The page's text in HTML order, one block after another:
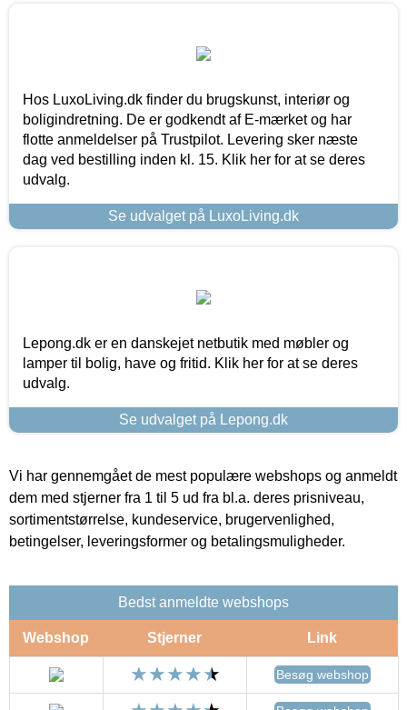
Hos LuxoLiving.dk finder du brugskunst, interiør og
boligindretning. De er godkendt af E-mærket og har
flotte anmeldelser på Trustpilot. Levering sker næste
dag ved bestilling inden kl. 15. Klik her for at se deres
udvalg.
Se udvalget på LuxoLiving.dk
Lepong.dk er en danskejet netbutik med møbler og
lamper til bolig, have og fritid. Klik her for at se deres
udvalg.
Se udvalget på Lepong.dk
Vi har gennemgået de mest populære webshops og anmeldt
dem med stjerner fra 1 til 5 ud fra bl.a. deres prisniveau,
sortimentstørrelse, kundeservice, brugervenlighed,
betingelser, leveringsformer og betalingsmuligheder.
Bedst anmeldte webshops
Webshop Stjerner Link
Besøg webshop